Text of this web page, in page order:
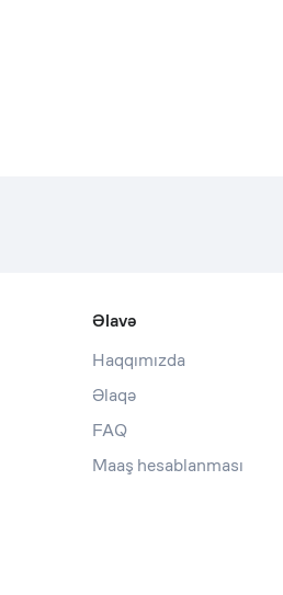
Əlavə
Haqqımızda
Əlaqə
FAQ
Maaş hesablanması